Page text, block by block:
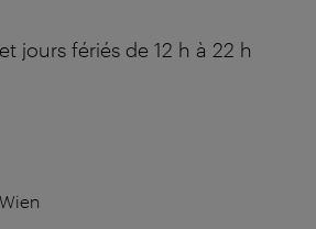
jours fériés de 12 h à 22 h